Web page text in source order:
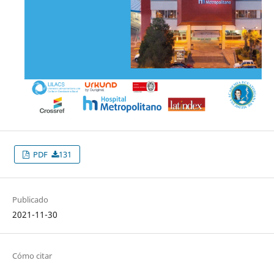
PDF 131
Publicado
2021-11-30
Cómo citar